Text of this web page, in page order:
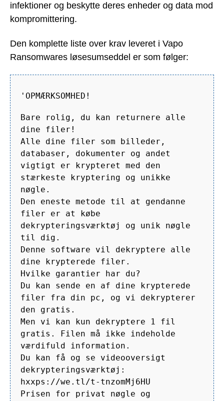
infektioner og beskytte deres enheder og data mod
kompromittering.
Den komplette liste over krav leveret i Vapo
Ransomwares løsesumseddel er som følger:
'OPMÆRKSOMHED!
Bare rolig, du kan returnere alle
dine filer!
Alle dine filer som billeder,
databaser, dokumenter og andet
vigtigt er krypteret med den
stærkeste kryptering og unikke
nøgle.
Den eneste metode til at gendanne
filer er at købe
dekrypteringsværktøj og unik nøgle
til dig.
Denne software vil dekryptere alle
dine krypterede filer.
Hvilke garantier har du?
Du kan sende en af dine krypterede
filer fra din pc, og vi dekrypterer
den gratis.
Men vi kan kun dekryptere 1 fil
gratis. Filen må ikke indeholde
værdifuld information.
Du kan få og se videooversigt
dekrypteringsværktøj:
hxxps://we.tl/t-tnzomMj6HU
Prisen for privat nøgle og